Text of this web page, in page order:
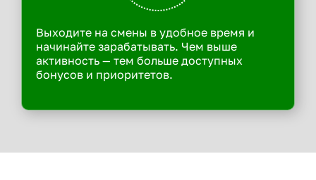
Выходите на смены в удобное время и
начинайте зарабатывать. Чем выше
активность — тем больше доступных
бонусов и приоритетов.